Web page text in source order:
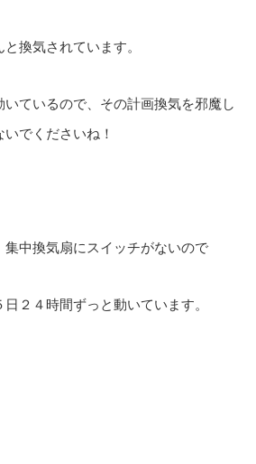
換気されています。
ているので、その計画換気を邪魔し
でくださいね！
中換気扇にスイッチがないので
２４時間ずっと動いています。